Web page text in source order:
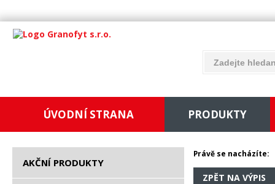
ÚVODNÍ STRANA PRODUKTY
AKČNÍ PRODUKTY
Právě se nacházíte:
ZPĚT NA VÝPIS